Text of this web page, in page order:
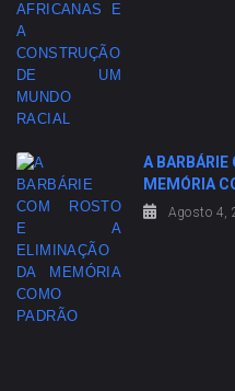
A BARBÁRIE
MEMÓRIA
Agosto 4,